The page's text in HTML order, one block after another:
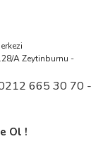
A Zeytinburnu -
665 30 70 -
Ol !